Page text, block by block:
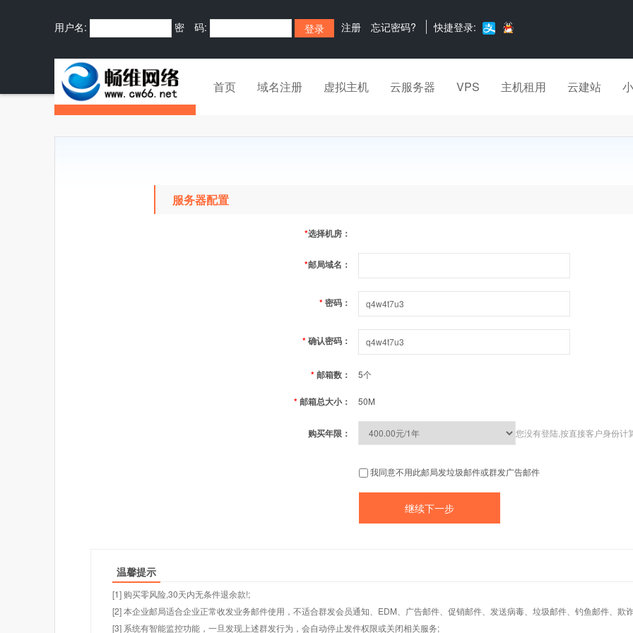
用户名: 密 码: 注册 忘记密码? 快捷登录:
首页 域名注册 虚拟主机 云服务器 VPS 主机租用 云建站
服务器配置
*选择机房：
*邮局域名：
*密码：
*确认密码：
*邮箱数： 5个
*邮箱总大小： 50M
购买年限： 您没有登陆,按直接客户身份计
我同意不用此邮局发垃圾邮件或群发广告邮件
温馨提示
[1] 购买零风险,30天内无条件退余款!;
[2] 本企业邮局适合企业正常收发业务邮件使用，不适合群发会员通知、EDM、广告邮件、促销邮件、发送病毒、垃圾邮件、钓鱼邮件、欺
[3] 系统有智能监控功能，一旦发现上述群发行为，会自动停止发件权限或关闭相关服务;